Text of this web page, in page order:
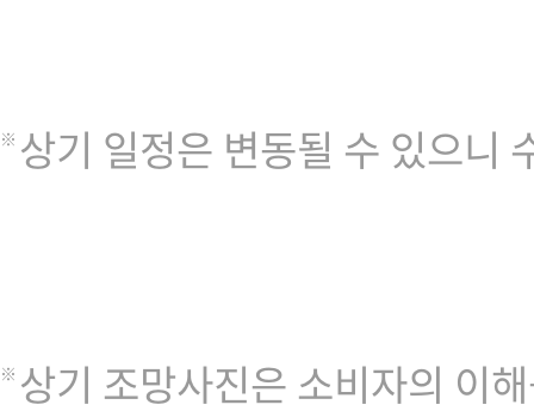
상기 일정은 변동될 수 있으니
상기 조망사진은 소비자의 이